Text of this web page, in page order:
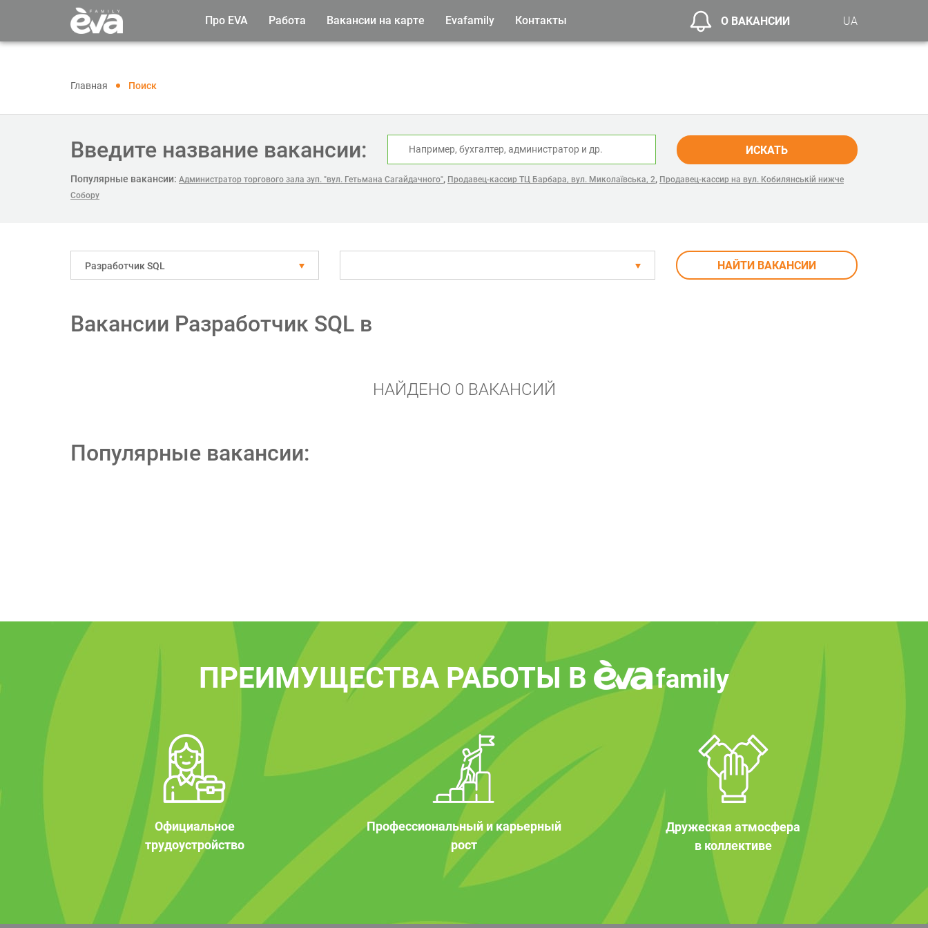
Про EVA Работа Вакансии на карте Evafamily Контакты О ВАКАНСИИ UA
Главная Поиск
Введите название вакансии: ИСКАТЬ
Популярные вакансии: Администратор торгового зала зуп. "вул. Гетьмана Сагайдачного", Продавец-кассир ТЦ Барбара, вул. Миколаївська, 2, Продавец-кассир на вул. Кобилянській нижче
Собору
Разработчик SQL НАЙТИ ВАКАНСИИ
Вакансии Разработчик SQL в
НАЙДЕНО 0 ВАКАНСИЙ
Популярные вакансии:
ПРЕИМУЩЕСТВА РАБОТЫ В family
Официальное
трудоустройство
Профессиональный и карьерный
рост
Дружеская атмосфера
в коллективе